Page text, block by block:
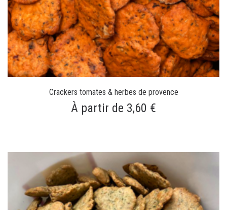
Crackers tomates & herbes de provence
À partir de 3,60 €